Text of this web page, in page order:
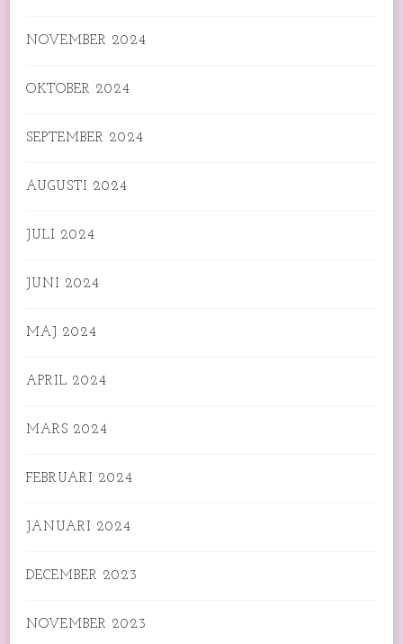
NOVEMBER 2024
OKTOBER 2024
SEPTEMBER 2024
AUGUSTI 2024
JULI 2024
JUNI 2024
MAJ 2024
APRIL 2024
MARS 2024
FEBRUARI 2024
JANUARI 2024
DECEMBER 2023
NOVEMBER 2023